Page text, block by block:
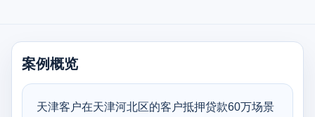
案例概览
天津客户在天津河北区的客户抵押贷款60万场景